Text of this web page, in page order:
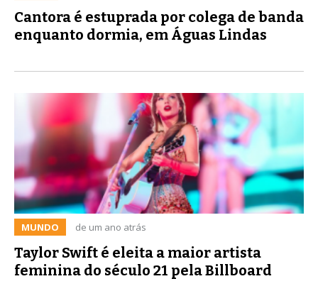
Cantora é estuprada por colega de banda
enquanto dormia, em Águas Lindas
MUNDO de um ano atrás
Taylor Swift é eleita a maior artista
feminina do século 21 pela Billboard